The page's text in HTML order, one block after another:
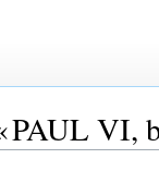
VI,